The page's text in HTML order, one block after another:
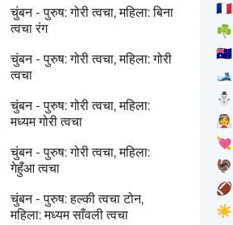
चुंबन - पुरुष: गोरी त्वचा, महिला: बिना
त्वचा रंग
चुंबन - पुरुष: गोरी त्वचा, महिला: गोरी
त्वचा
चुंबन - पुरुष: गोरी त्वचा, महिला:
मध्यम गोरी त्वचा
चुंबन - पुरुष: गोरी त्वचा, महिला:
गेहुँआ त्वचा
चुंबन - पुरुष: हल्की त्वचा टोन,
महिला: मध्यम साँवली त्वचा
🇫🇷
☘️
🇦🇺
🎿
⛄
👰
💘
🦃
🏈
☀️